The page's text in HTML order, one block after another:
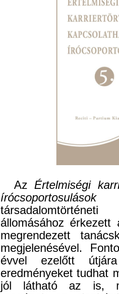
Az Értelmiségi
írócsoportosulások
állomásához
megrendezett
megjelenésével.
évvel ezelőtt
eredményeket tudhat
jól látható az is,